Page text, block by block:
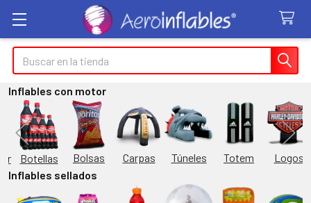
Buscar
Inflables con motor
Botellas Bolsas Carpas Túneles Totem
Logos
Inflables sellados